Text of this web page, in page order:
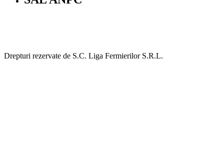
Drepturi rezervate de S.C. Liga Fermierilor S.R.L.